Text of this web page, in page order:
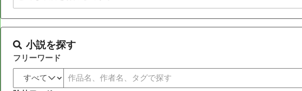
小説を探す
フリーワード